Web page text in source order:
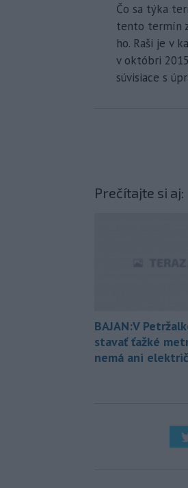
Čo sa týka
tento termín
ho. Raši je v
v októbri
súvisiace s
Prečítajte si aj:
BAJAN:V
stavať ťažké
nemá ani